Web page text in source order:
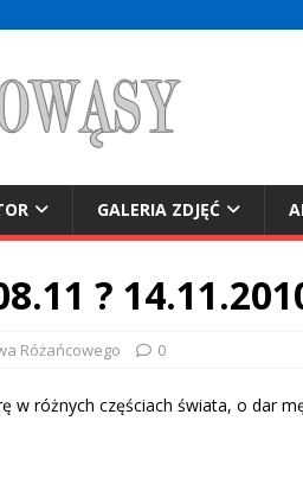
GALERIA ZDJĘĆ
?
Różańcowego 0
w różnych częściach świata, o dar